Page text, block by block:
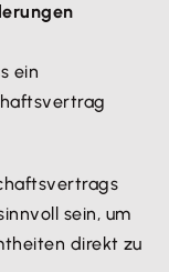
ein
sein, um
direkt zu